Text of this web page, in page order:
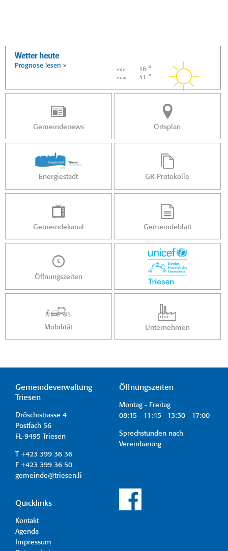
Wetter heute
Prognose lesen »
min 16 °
max 31 °
Gemeindenews Ortsplan
Energiestadt GR-Protokolle
Gemeindekanal Gemeindeblatt
Öffnungszeiten
Mobilität Unternehmen
Gemeindeverwaltung
Triesen
Dröschistrasse 4
Postfach 56
FL-9495 Triesen
T +423 399 36 36
F +423 399 36 50
gemeinde@triesen.li
Öffnungszeiten
Montag - Freitag
08:15 - 11:45 13:30 - 17:00
Sprechstunden nach
Vereinbarung
Quicklinks
Kontakt
Agenda
Impressum